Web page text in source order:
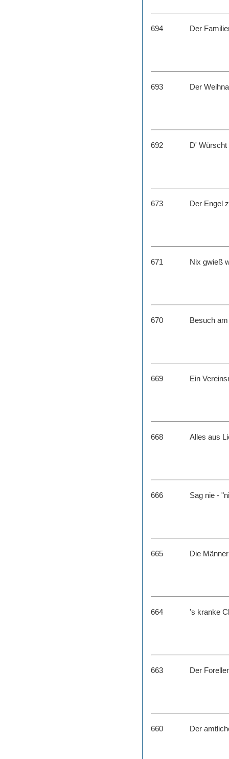
694 Der
693 Der
692 D' Würscht
673 Der Engel
671 Nix gwieß
670 Besuch
669 Ein
668 Alles aus
666 Sag nie -
665 Die
664 's kranke
663 Der
660 Der